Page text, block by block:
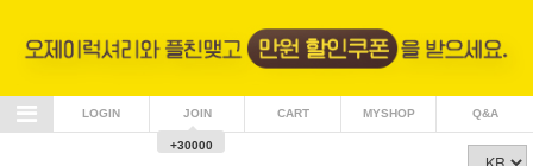
LOGIN JOIN
+30000
CART MYSHOP Q&A